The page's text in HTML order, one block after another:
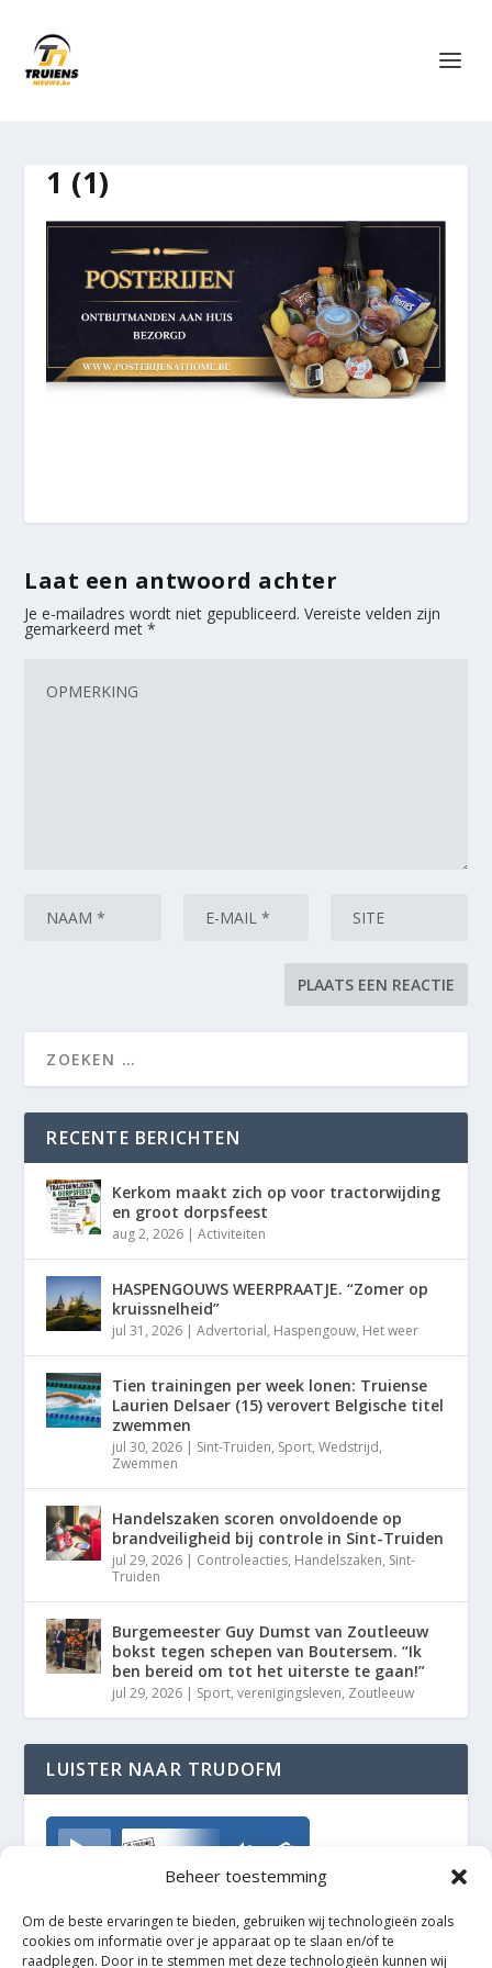
Beheer toestemming
Om de beste ervaringen te bieden, gebruiken wij technologieën zoals
cookies om informatie over je apparaat op te slaan en/of te
raadplegen. Door in te stemmen met deze technologieën kunnen wij
1 (1)
Laat een antwoord achter
Je e-mailadres wordt niet gepubliceerd. Vereiste velden zijn
gemarkeerd met*
RECENTE BERICHTEN
Kerkom maakt zich op voor tractorwijding
en groot dorpsfeest
aug 2, 2026 |Activiteiten
HASPENGOUWS WEERPRAATJE. “Zomer op
kruissnelheid”
jul 31, 2026 |Advertorial, Haspengouw, Het weer
Tien trainingen per week lonen: Truiense
Laurien Delsaer (15) verovert Belgische titel
zwemmen
jul 30, 2026 | Sint-Truiden, Sport,Wedstrijd,
Zwemmen
Handelszaken scoren onvoldoende op
brandveiligheid bij controle in Sint-Truiden
jul 29, 2026 | Controleacties, Handelszaken, Sint-
Truiden
Burgemeester Guy Dumst van Zoutleeuw
bokst tegen schepen van Boutersem. “Ik
ben bereid om tot het uiterste te gaan!”
jul 29, 2026 | Sport,verenigingsleven, Zoutleeuw
LUISTER NAAR TRUDOFM
TrudoFM